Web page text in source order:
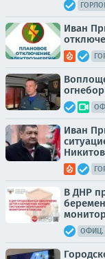
Иван
Иван
В ДНР
ОФИЦ.